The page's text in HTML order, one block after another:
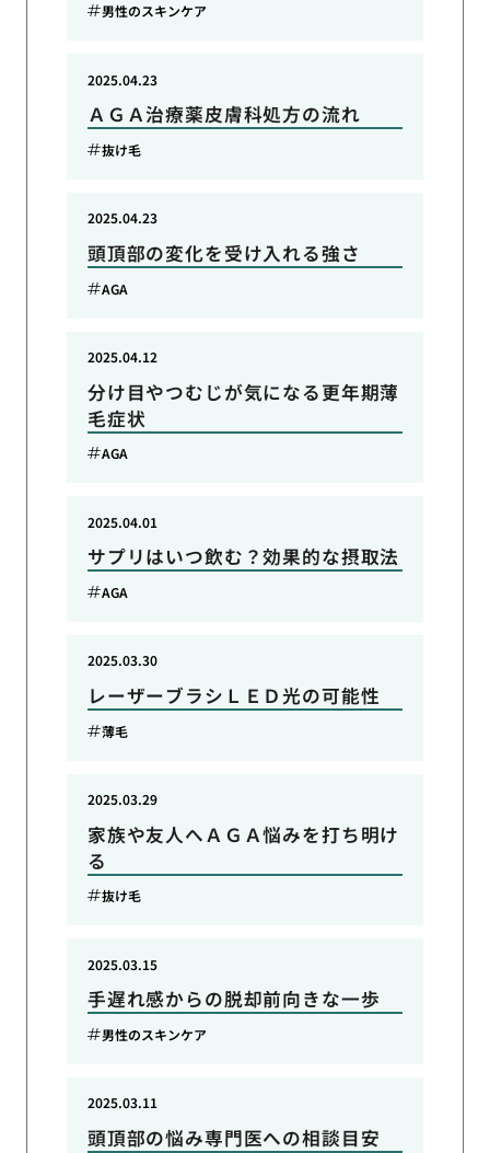
男性のスキンケア
ＡＧＡ治療薬皮膚科処方の流れ
2025.04.23
抜け毛
頭頂部の変化を受け入れる強さ
2025.04.23
AGA
分け目やつむじが気になる更年期薄
毛症状
2025.04.12
AGA
サプリはいつ飲む？効果的な摂取法
2025.04.01
AGA
レーザーブラシＬＥＤ光の可能性
2025.03.30
薄毛
家族や友人へＡＧＡ悩みを打ち明け
る
2025.03.29
抜け毛
手遅れ感からの脱却前向きな一歩
2025.03.15
男性のスキンケア
頭頂部の悩み専門医への相談目安
2025.03.11